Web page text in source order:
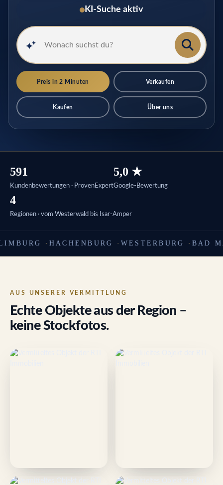
KI-Suche aktiv
✦✦
Preis in 2 Minuten Verkaufen
Kaufen Über uns
591
Kundenbewertungen · ProvenExpert
5,0 ★
Google-Bewertung
4
Regionen · vom Westerwald bis Isar-Amper
·HACHENBURG·WESTERBURG·BAD
AUS UNSERER VERMITTLUNG
Echte Objekte aus der Region –
keine Stockfotos.